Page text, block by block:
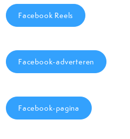
Facebook Reels
Facebook-adverteren
Facebook-pagina